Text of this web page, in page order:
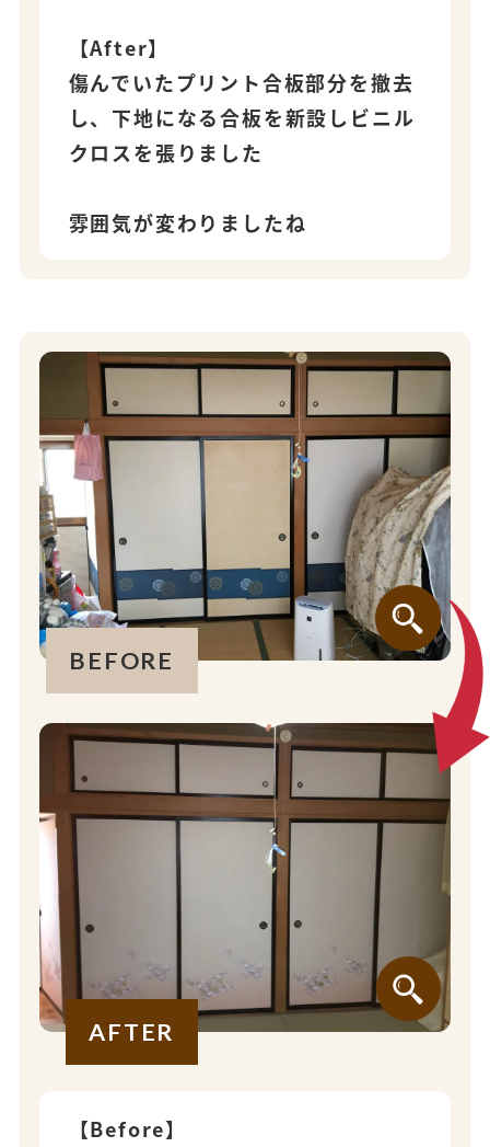
【After】
傷んでいたプリント合板部分を撤去
し、下地になる合板を新設しビニル
クロスを張りました
雰囲気が変わりましたね
BEFORE
AFTER
【Before】